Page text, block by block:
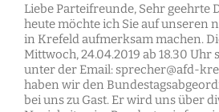
und
Stammtisch
am
24.04.2019
in
Krefeld
Liebe Parteifreunde, Sehr geehrte
heute möchte ich Sie auf unseren
in Krefeld aufmerksam machen.
Mittwoch, 24.04.2019 ab 18.30 Uhr
unter der Email: sprecher@afd-
haben wir den
bei uns zu Gast. Er wird uns über